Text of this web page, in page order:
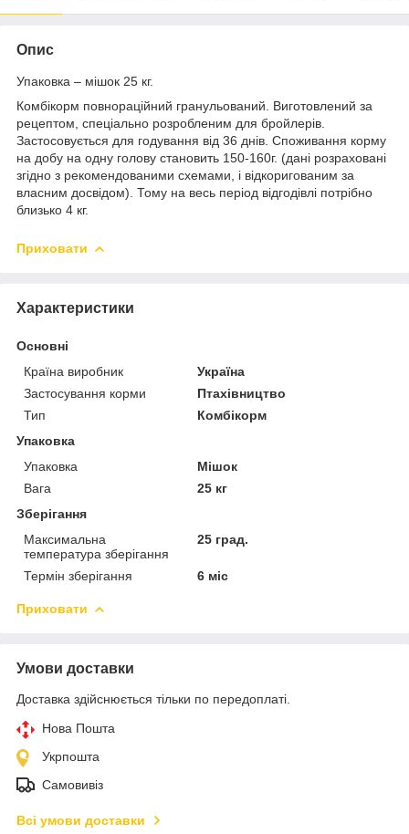
Опис
Упаковка – мішок 25 кг.
Комбікорм повнораційний гранульований. Виготовлений за
рецептом, спеціально розробленим для бройлерів.
Застосовується для годування від 36 днів. Споживання корму
на добу на одну голову становить 150-160г. (дані розраховані
згідно з рекомендованими схемами, і відкоригованим за
власним досвідом). Тому на весь період відгодівлі потрібно
близько 4 кг.
Приховати
Характеристики
Основні
Країна виробник
Україна
Застосування корми
Птахівництво
Тип
Комбікорм
Упаковка
Упаковка
Мішок
Вага
25 кг
Зберігання
Максимальна
температура зберігання
25 град.
Термін зберігання 6 міс
Приховати
Умови доставки
Доставка здійснюється тільки по передоплаті.
Нова Пошта
Укрпошта
Самовивіз
Всі умови доставки